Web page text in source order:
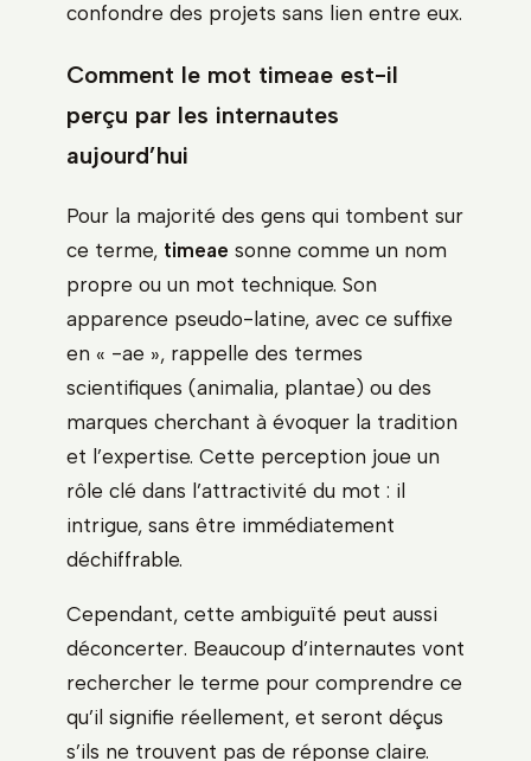
confondre des projets sans lien entre eux.
Comment le mot timeae est-il
perçu par les internautes
aujourd’hui
Pour la majorité des gens qui tombent sur
ce terme, timeae sonne comme un nom
propre ou un mot technique. Son
apparence pseudo-latine, avec ce suffixe
en « -ae », rappelle des termes
scientifiques (animalia, plantae) ou des
marques cherchant à évoquer la tradition
et l’expertise. Cette perception joue un
rôle clé dans l’attractivité du mot : il
intrigue, sans être immédiatement
déchiffrable.
Cependant, cette ambiguïté peut aussi
déconcerter. Beaucoup d’internautes vont
rechercher le terme pour comprendre ce
qu’il signifie réellement, et seront déçus
s’ils ne trouvent pas de réponse claire.